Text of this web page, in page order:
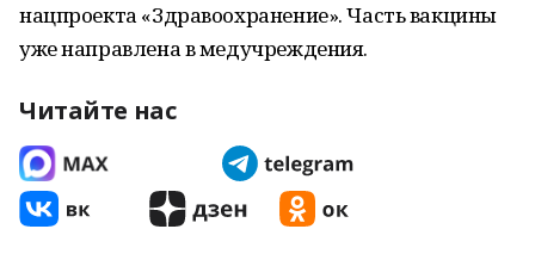
нацпроекта «Здравоохранение». Часть вакцины
уже направлена в медучреждения.
Читайте нас